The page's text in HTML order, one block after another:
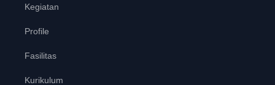
Kegiatan
Profile
Fasilitas
Kurikulum